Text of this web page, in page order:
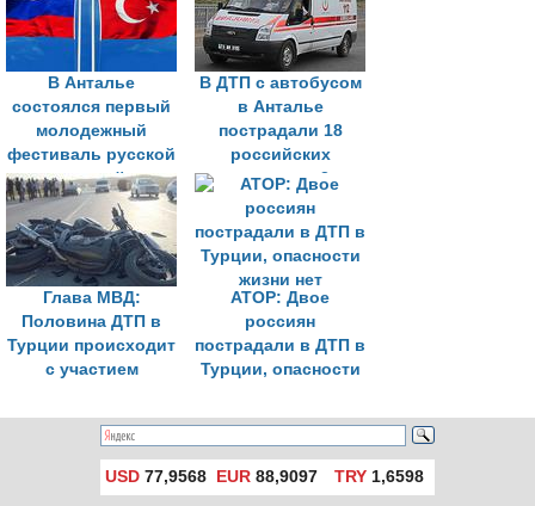
нарастающей
В Анталье
состоялся первый
молодежный
фестиваль русской
народной и
патриотической
песни
В ДТП с автобусом
в Анталье
пострадали 18
российских
туристов, 2
остаются в
больнице
Глава МВД:
Половина ДТП в
Турции происходит
с участием
АТОР: Двое
россиян
пострадали в ДТП в
Турции, опасности
USD 77,9568 EUR 88,9097 TRY1,6598